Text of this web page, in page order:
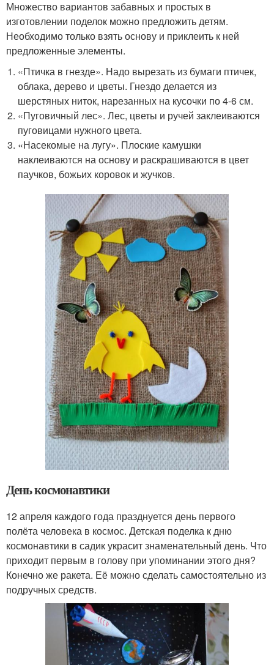
Множество вариантов забавных и простых в
изготовлении поделок можно предложить детям.
Необходимо только взять основу и приклеить к ней
предложенные элементы.
«Птичка в гнезде». Надо вырезать из бумаги птичек,
облака, дерево и цветы. Гнездо делается из
шерстяных ниток, нарезанных на кусочки по 4-6 см.
«Пуговичный лес». Лес, цветы и ручей заклеиваются
пуговицами нужного цвета.
«Насекомые на лугу». Плоские камушки
наклеиваются на основу и раскрашиваются в цвет
паучков, божьих коровок и жучков.
День космонавтики
12 апреля каждого года празднуется день первого
полёта человека в космос. Детская поделка к дню
космонавтики в садик украсит знаменательный день. Что
приходит первым в голову при упоминании этого дня?
Конечно же ракета. Её можно сделать самостоятельно из
подручных средств.